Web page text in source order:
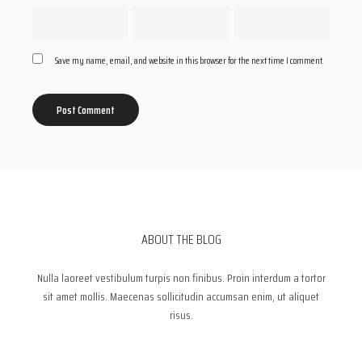
Save my name, email, and website in this browser for the next time I comment.
ABOUT THE BLOG
Nulla laoreet vestibulum turpis non finibus. Proin interdum a tortor
sit amet mollis. Maecenas sollicitudin accumsan enim, ut aliquet
risus.